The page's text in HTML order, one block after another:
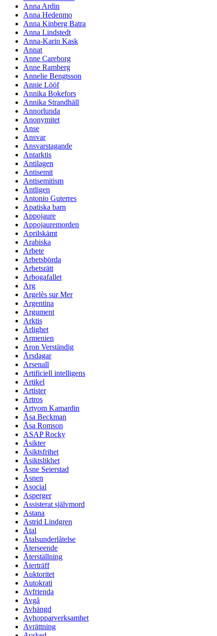
Anna Ardin
Anna Hedenmo
Anna Kinberg Batra
Anna Lindstedt
Anna-Karin Kask
Annat
Anne Careborg
Anne Ramberg
Annelie Bengtsson
Annie Lööf
Annika Bokefors
Annika Strandhäll
Annorlunda
Anonymitet
Anse
Ansvar
Ansvarstagande
Antarktis
Antilagen
Antisemit
Antisemitism
Äntligen
Antonio Guterres
Apatiska barn
Appojaure
Appojauremorden
Aprilskämt
Arabiska
Arbete
Arbetsbörda
Arbetsrätt
Arbogafallet
Arg
Argelès sur Mer
Argentina
Argument
Arktis
Ärlighet
Armenien
Aron Verständig
Årsdagar
Arsenall
Artificiell intelligens
Artikel
Artister
Artros
Artyom Kamardin
Åsa Beckman
Åsa Romson
ASAP Rocky
Åsikter
Åsiktsfrihet
Åsiktslikhet
Åsne Seierstad
Åsnen
Asocial
Asperger
Assisterat självmord
Astana
Astrid Lindgren
Åtal
Åtalsunderlåtelse
Återseende
Återställning
Återträff
Auktoritet
Autokrati
Avfrienda
Avgå
Avhängd
Avhopparverksamhet
Avrättning